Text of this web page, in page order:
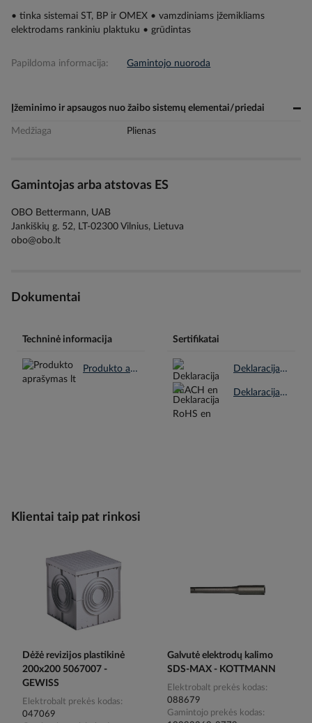
• tinka sistemai ST, BP ir OMEX • vamzdiniams įžemikliams
elektrodams rankiniu plaktuku • grūdintas
Papildoma informacija: Gamintojo nuoroda
Įžeminimo ir apsaugos nuo žaibo sistemų elementai/priedai
Medžiaga Plienas
Gamintojas arba atstovas ES
OBO Bettermann, UAB
Jankiškių g. 52, LT-02300 Vilnius, Lietuva
obo@obo.lt
Dokumentai
Techninė informacija
Produkto aprašymas lt.pdf
Sertifikatai
Deklaracija REACH en.pdf
Deklaracija RoHS en.pdf
Klientai taip pat rinkosi
Dėžė revizijos plastikinė
200x200 5067007 -
GEWISS
Elektrobalt prekės kodas
047069
Galvutė elektrodų kalimo
SDS-MAX - KOTTMANN
Elektrobalt prekės kodas
088679
Gamintojo prekės kodas